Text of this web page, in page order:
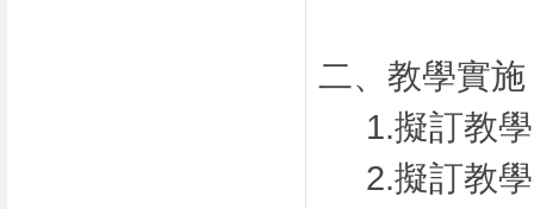
二、教學實施
1.擬訂教
2.擬訂教